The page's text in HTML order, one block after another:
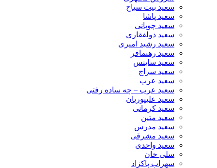
سعید بیت سیاح
سعید پاشا
سعید چوپانی
سعید ذولفقاری
سعید رشید امیری
سعید رهنمافر
سعید ساینس
سعید سراج
سعید عرب
سعید عرب – چه ساده رفتی
سعید علیپوریان
سعید کرمانی
سعید متین
سعید مدرس
سعید مشرقی
سعید واحدی
سلی خان
سهراب پاکزاد